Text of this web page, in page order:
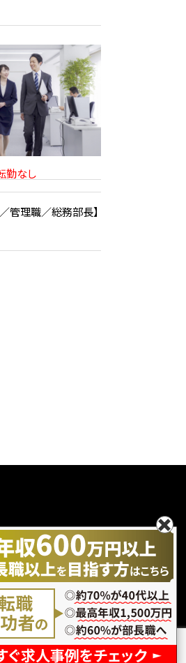
勤なし
管理職／総務部長】
エントリー
い合わせ